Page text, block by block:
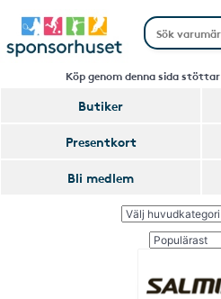
Köp genom denna sida
Butiker
Presentkort
Bli medlem